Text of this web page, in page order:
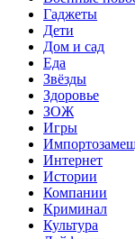
Гаджеты
Дети
Дом и сад
Еда
Звёзды
Здоровье
ЗОЖ
Игры
Интернет
Истории
Компании
Криминал
Культура